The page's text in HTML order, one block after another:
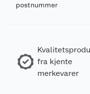
postnummer
fra kjente
merkevarer